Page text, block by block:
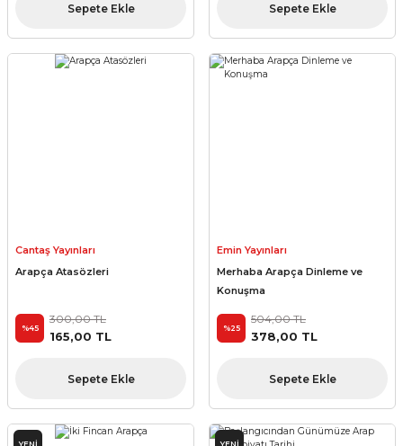
Sepete Ekle Sepete Ekle
Cantaş Yayınları
Arapça Atasözleri
%45
300,00 TL
165,00 TL
Sepete Ekle
Emin Yayınları
Merhaba Arapça Dinleme ve
Konuşma
%25
504,00 TL
378,00 TL
Sepete Ekle
YENİ YENİ